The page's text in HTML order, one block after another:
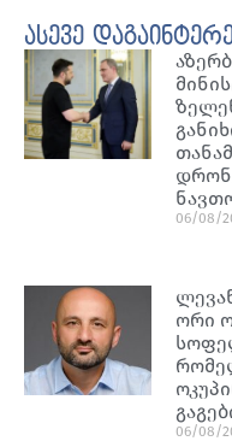
ასევე
06/08/
ორი
06/08/